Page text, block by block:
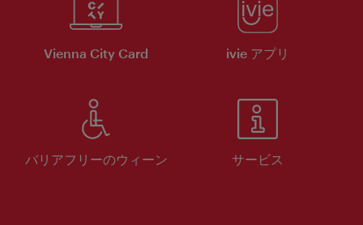
Vienna City Card ivie アプリ
バリアフリーのウィーン サービス